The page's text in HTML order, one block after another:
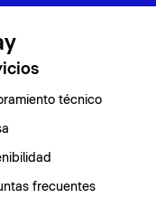
técnico
frecuentes